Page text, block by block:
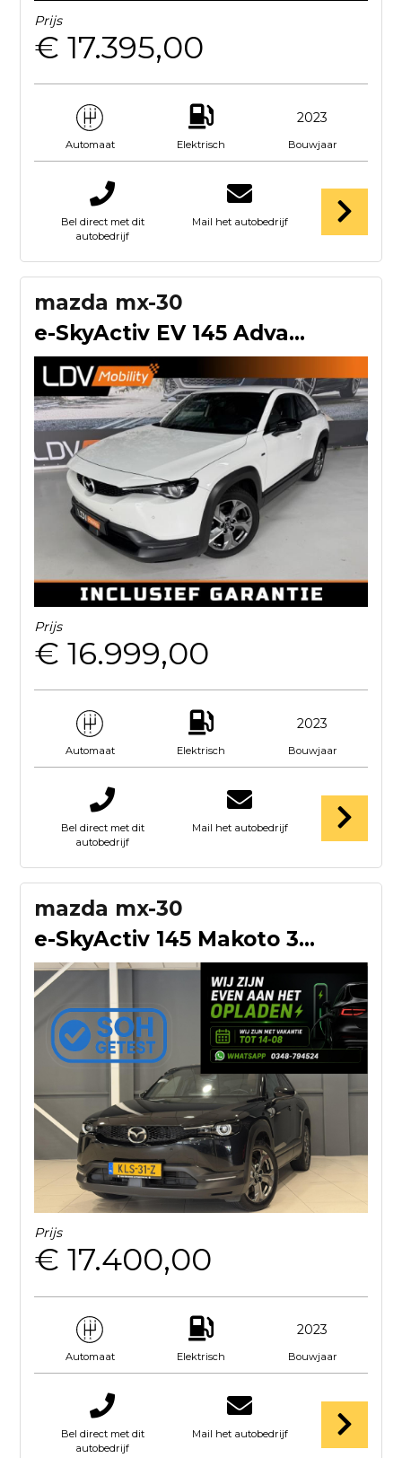
Prijs
€ 17.395,00
Automaat Elektrisch
2023
Bouwjaar
Bel direct met dit
autobedrijf
Mail het autobedrijf
mazda mx-30
e-SkyActiv EV 145 Advantage 36 kWh
Prijs
€ 16.999,00
Automaat Elektrisch
2023
Bouwjaar
Bel direct met dit
autobedrijf
Mail het autobedrijf
mazda mx-30
e-SkyActiv 145 Makoto 36 kWh | Panorama dak | SOH 94% | BOSE
Prijs
€ 17.400,00
Automaat Elektrisch
2023
Bouwjaar
Bel direct met dit
autobedrijf
Mail het autobedrijf